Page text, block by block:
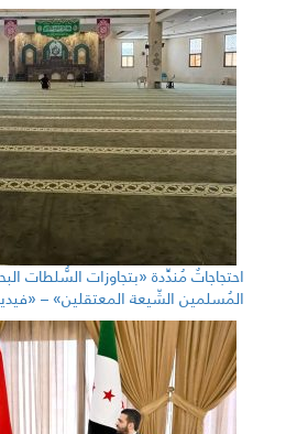
احتجاجاتٌ مُندِّدة «بتجاوزات السُّلطات
المُسلمين الشّيعة المعتقلين» – «فيديو»